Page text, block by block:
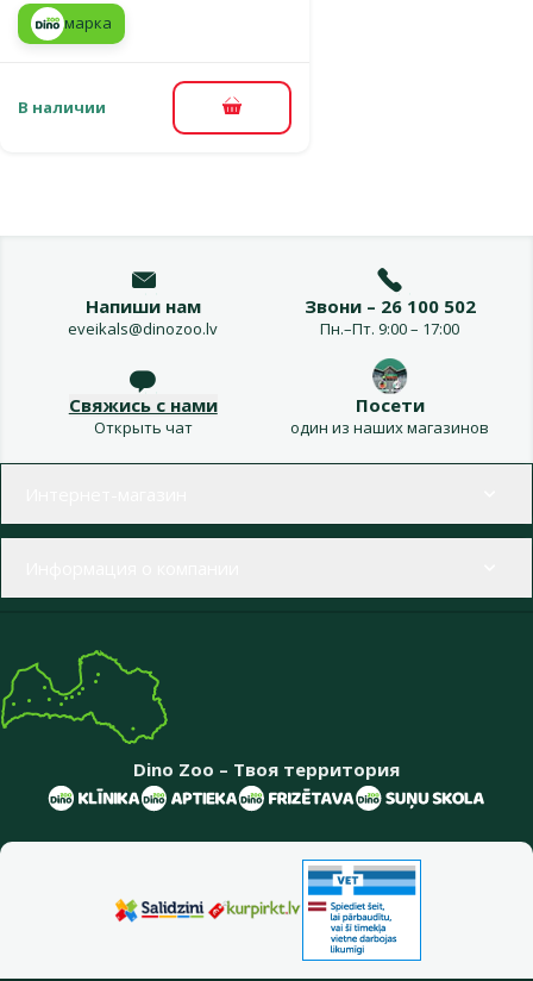
марка
В наличии В корзину
Напиши нам
eveikals@dinozoo.lv
Звони – 26 100 502
Пн.–Пт. 9:00 – 17:00
Свяжись с нами
Открыть чат
Посети
один из наших магазинов
Dino Zoo – Твоя территория